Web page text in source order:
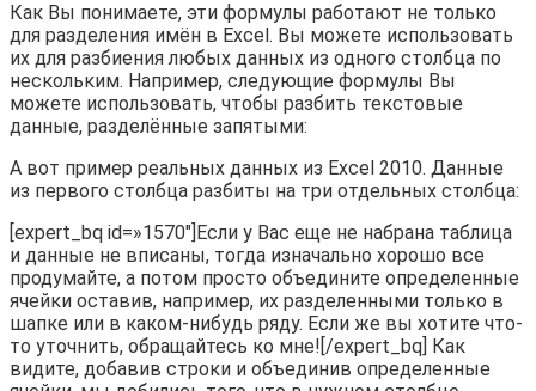
Как Вы понимаете, эти формулы работают не только
для разделения имён в Excel. Вы можете использовать
их для разбиения любых данных из одного столбца по
нескольким. Например, следующие формулы Вы
можете использовать, чтобы разбить текстовые
данные, разделённые запятыми:
А вот пример реальных данных из Excel 2010. Данные
из первого столбца разбиты на три отдельных столбца:
[expert_bq id=»1570″]Если у Вас еще не набрана таблица
и данные не вписаны, тогда изначально хорошо все
продумайте, а потом просто объедините определенные
ячейки оставив, например, их разделенными только в
шапке или в каком-нибудь ряду. Если же вы хотите что-
то уточнить, обращайтесь ко мне![/expert_bq] Как
видите, добавив строки и объединив определенные